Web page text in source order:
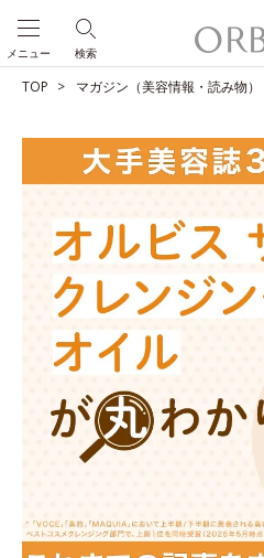
検索
メニュー
TOP マガジン（美容情報・読み物）